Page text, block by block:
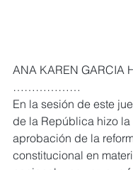
ANA KAREN GARCIA
………………
En la sesión de este
de la República hizo
aprobación de la
constitucional en